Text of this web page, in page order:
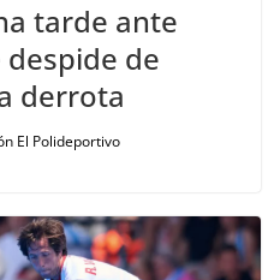
tarde ante
despide de
derrota
El Polideportivo